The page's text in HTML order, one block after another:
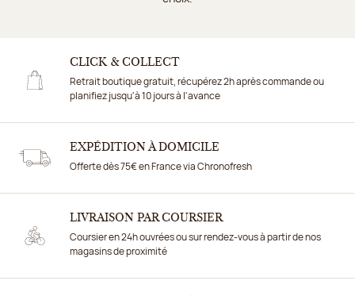
CLICK & COLLECT
Retrait boutique gratuit, récupérez 2h après commande ou
planifiez jusqu'à 10 jours à l'avance
EXPÉDITION À DOMICILE
Offerte dès 75€ en France via Chronofresh
LIVRAISON PAR COURSIER
Coursier en 24h ouvrées ou sur rendez-vous à partir de nos
magasins de proximité